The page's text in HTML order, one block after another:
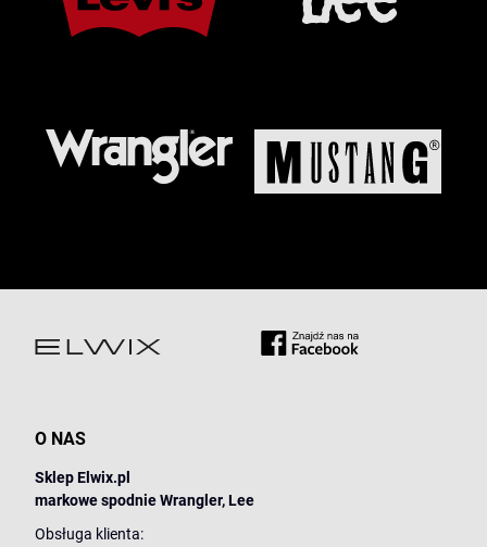
O NAS
Sklep Elwix.pl
markowe spodnie Wrangler, Lee
Obsługa klienta: